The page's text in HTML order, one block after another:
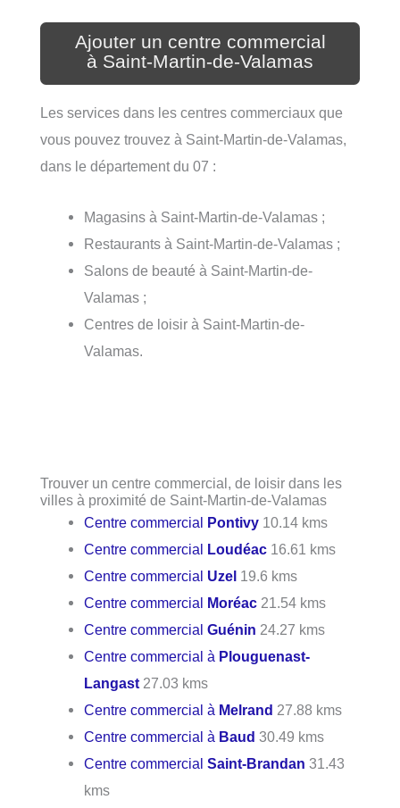
Ajouter un centre commercial
à Saint-Martin-de-Valamas
Les services dans les centres commerciaux que
vous pouvez trouvez à Saint-Martin-de-Valamas,
dans le département du 07 :
Magasins à Saint-Martin-de-Valamas ;
Restaurants à Saint-Martin-de-Valamas ;
Salons de beauté à Saint-Martin-de-
Valamas ;
Centres de loisir à Saint-Martin-de-
Valamas.
Trouver un centre commercial, de loisir dans les
villes à proximité de Saint-Martin-de-Valamas
Centre commercial Pontivy 10.14 kms
Centre commercial Loudéac 16.61 kms
Centre commercial Uzel 19.6 kms
Centre commercial Moréac 21.54 kms
Centre commercialGuénin 24.27 kms
Centre commercial à Plouguenast-
Langast 27.03 kms
Centre commercial à Melrand 27.88 kms
Centre commercial à Baud 30.49 kms
Centre commercialSaint-Brandan 31.43
kms